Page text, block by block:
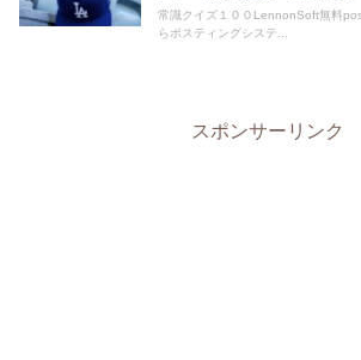
常識クイズ１００LennonSoft無料
らポスティングシステ...
スポンサーリンク